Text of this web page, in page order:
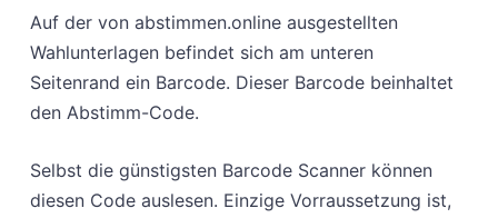
Auf der von abstimmen.online ausgestellten
Wahlunterlagen befindet sich am unteren
Seitenrand ein Barcode. Dieser Barcode beinhaltet
den Abstimm-Code.
Selbst die günstigsten Barcode Scanner können
diesen Code auslesen. Einzige Vorraussetzung ist,